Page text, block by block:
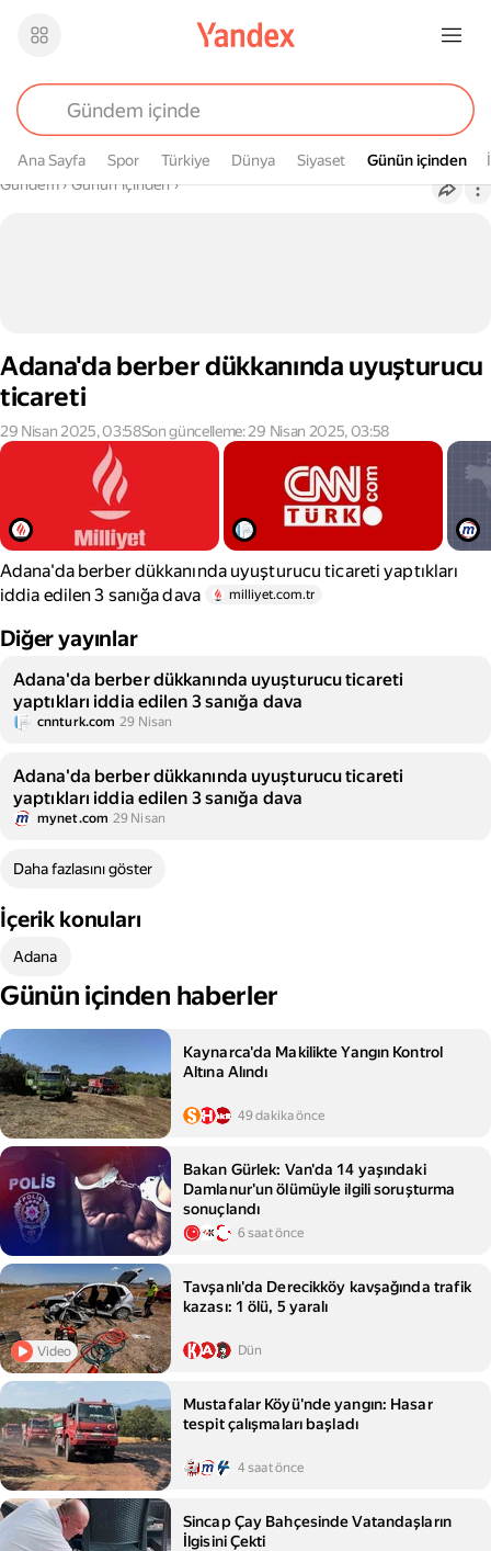
Ana Sayfa Spor Türkiye Dünya Siyaset Günün içinden
Günün içinden
Buradasın
Gündem› Günün içinden›
Adana'da berber dükkanında uyuşturucu
ticareti
29 Nisan 2025, 03:58Son güncelleme: 29 Nisan 2025, 03:58
Adana'da berber dükkanında uyuşturucu ticareti yaptıkları
iddia edilen 3 sanığa dava
milliyet.com.tr
Diğer yayınlar
Adana'da berber dükkanında uyuşturucu ticareti
yaptıkları iddia edilen 3 sanığa dava
cnnturk.com 29 Nisan
Adana'da berber dükkanında uyuşturucu ticareti
yaptıkları iddia edilen 3 sanığa dava
mynet.com 29 Nisan
Daha fazlasını göster
İçerik konuları
Adana
Günün içinden haberler
Kaynarca'da Makilikte Yangın Kontrol
Altına Alındı
49 dakika önce
Bakan Gürlek: Van'da 14 yaşındaki
Damlanur'un ölümüyle ilgili soruşturma
sonuçlandı
6 saat önce
Video
Tavşanlı'da Derecikköy kavşağında trafik
kazası: 1 ölü, 5 yaralı
Dün
Mustafalar Köyü'nde yangın: Hasar
tespit çalışmaları başladı
4 saat önce
Sincap Çay Bahçesinde Vatandaşların
İlgisini Çekti